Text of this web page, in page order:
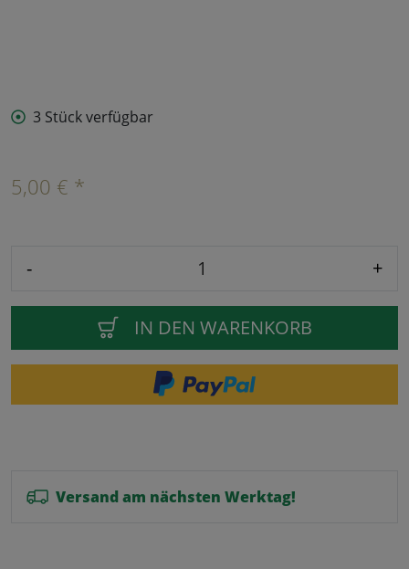
3 Stück verfügbar
5,00 € *
- +
IN DEN WARENKORB
Versand am nächsten Werktag!